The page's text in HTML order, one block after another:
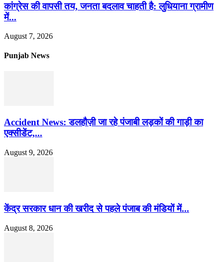
कांग्रेस की वापसी तय, जनता बदलाव चाहती है: लुधियाना ग्रामीण
में...
August 7, 2026
Punjab News
Accident News: डलहौज़ी जा रहे पंजाबी लड़कों की गाड़ी का
एक्सीडेंट,...
August 9, 2026
केंद्र सरकार धान की खरीद से पहले पंजाब की मंडियों में...
August 8, 2026